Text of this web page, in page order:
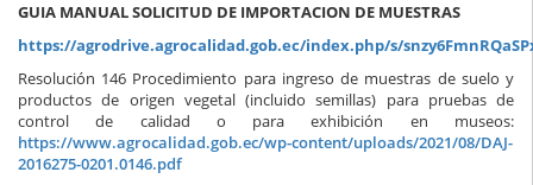
GUIA MANUAL SOLICITUD DE IMPORTACION DE MUESTRAS
https://agrodrive.agrocalidad.gob.ec/index.php/s/
Resolución 146 Procedimiento para ingreso de muestras de suelo y
productos de origen vegetal (incluido semillas) para pruebas de
control de calidad o para exhibición en museos:
https://www.agrocalidad.gob.ec/wp-content/uploads/2021/08/DAJ-
2016275-0201.0146.pdf